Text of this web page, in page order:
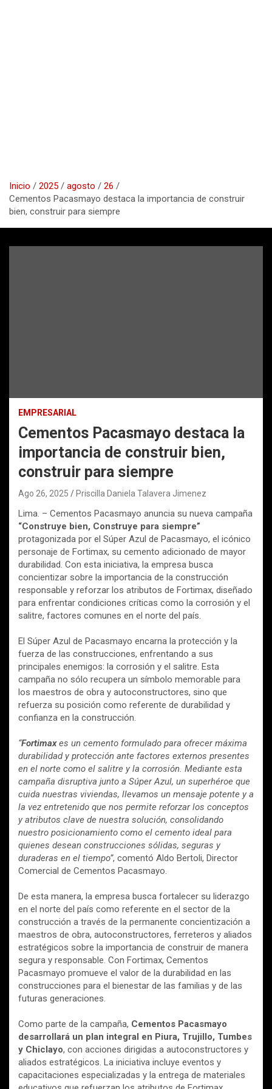
Inicio 2025 agosto
26
Cementos Pacasmayo destaca la importancia de construir
bien, construir para siempre
EMPRESARIAL
Cementos Pacasmayo destaca la
importancia de construir bien,
construir para siempre
Ago 26, 2025 Priscilla Daniela Talavera Jimenez
Lima. – Cementos Pacasmayo anuncia su nueva campaña
“Construye bien, Construye para siempre”
protagonizada por el Súper Azul de Pacasmayo, el icónico
personaje de Fortimax, su cemento adicionado de mayor
durabilidad. Con esta iniciativa, la empresa busca
concientizar sobre la importancia de la construcción
responsable y reforzar los atributos de Fortimax, diseñado
para enfrentar condiciones críticas como la corrosión y el
salitre, factores comunes en el norte del país.
El Súper Azul de Pacasmayo encarna la protección y la
fuerza de las construcciones, enfrentando a sus
principales enemigos: la corrosión y el salitre. Esta
campaña no sólo recupera un símbolo memorable para
los maestros de obra y autoconstructores, sino que
refuerza su posición como referente de durabilidad y
confianza en la construcción.
“Fortimaxes un cemento formulado para ofrecer máxima
durabilidad y protección ante factores externos presentes
en el norte como el salitre y la corrosión. Mediante esta
campaña disruptiva junto a Súper Azul, un superhéroe que
cuida nuestras viviendas, llevamos un mensaje potente y a
la vez entretenido que nos permite reforzar los conceptos
y atributos clave de nuestra solución, consolidando
nuestro posicionamiento como el cemento ideal para
quienes desean construcciones sólidas, seguras y
duraderas en el tiempo”, comentó Aldo Bertoli, Director
Comercial de Cementos Pacasmayo.
De esta manera, la empresa busca fortalecer su liderazgo
en el norte del país como referente en el sector de la
construcción a través de la permanente concientización a
maestros de obra, autoconstructores, ferreteros y aliados
estratégicos sobre la importancia de construir de manera
segura y responsable. Con Fortimax, Cementos
Pacasmayo promueve el valor de la durabilidad en las
construcciones para el bienestar de las familias y de las
futuras generaciones.
Como parte de la campaña, Cementos Pacasmayo
desarrollará un plan integral en Piura, Trujillo, Tumbes
y Chiclayo, con acciones dirigidas a autoconstructores y
aliados estratégicos. La iniciativa incluye eventos y
capacitaciones especializadas y la entrega de materiales